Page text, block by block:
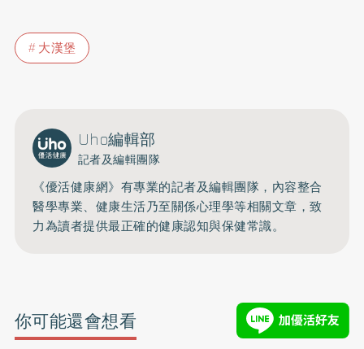
大漢堡
Uho編輯部
記者及編輯團隊
《優活健康網》有專業的記者及編輯團隊，內容整合
醫學專業、健康生活乃至關係心理學等相關文章，致
力為讀者提供最正確的健康認知與保健常識。
你可能還會想看